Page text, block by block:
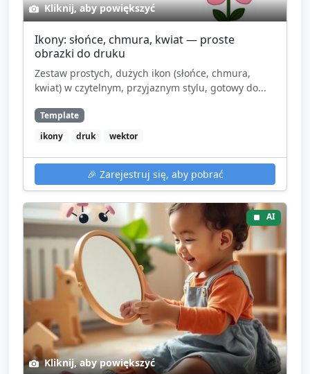
Kliknij, aby powiększyć
Ikony: słońce, chmura, kwiat — proste
obrazki do druku
Zestaw prostych, dużych ikon (słońce, chmura,
kwiat) w czytelnym, przyjaznym stylu, gotowy do...
Template
ikony
druk wektor
🎉 Zarejestruj się, aby pobrać
AI
Kliknij, aby powiększyć